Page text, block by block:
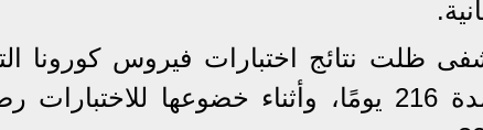
ظلت نتائج اختبارات فيروس كورونا
كانت تخضع لها بشكل دوري إيجابية لمدة 216 يومًا، وأثناء خضوعها